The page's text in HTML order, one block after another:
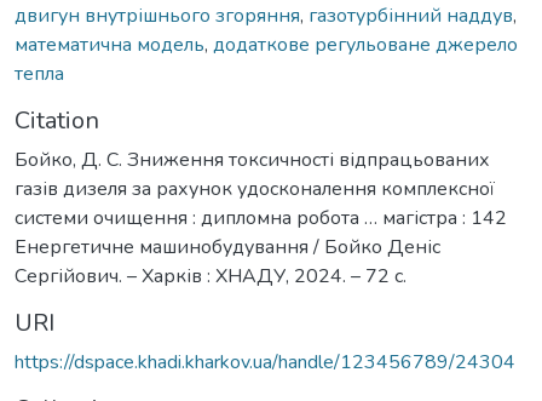
двигун внутрішнього згоряння, газотурбінний наддув,
математична модель, додаткове регульоване джерело
тепла
Citation
Бойко, Д. С. Зниження токсичності відпрацьованих
газів дизеля за рахунок удосконалення комплексної
системи очищення : дипломна робота … магістра : 142
Енергетичне машинобудування / Бойко Деніс
Сергійович. – Харків : ХНАДУ, 2024. – 72 с.
URI
https://dspace.khadi.kharkov.ua/handle/123456789/24304